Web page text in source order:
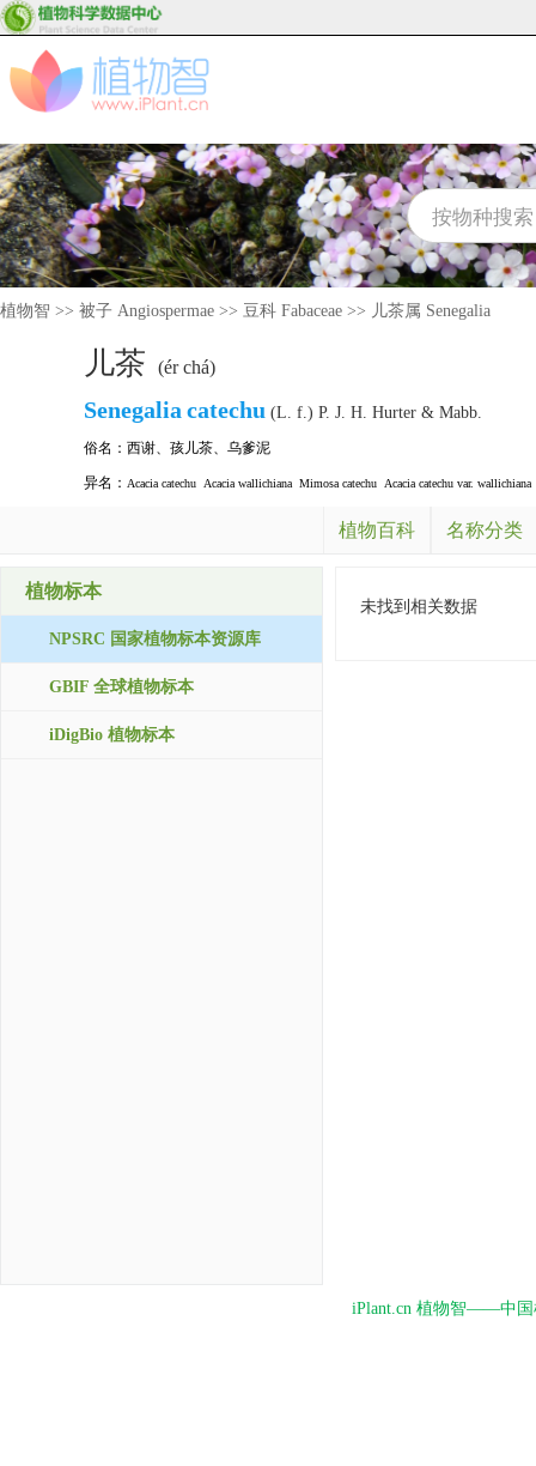
植物智 >> 被子 Angiospermae >> 豆科 Fabaceae >> 儿茶属 Senegalia
儿茶 (ér chá)
Senegalia catechu (L. f.) P. J. H. Hurter & Mabb.
俗名： 西谢、 孩儿茶、 乌爹泥
异名： Acacia catechu Acacia wallichiana Mimosa catechu Acacia catechu var. wallichiana
植物百科 名称分类
植物标本
NPSRC 国家植物标本资源库
GBIF 全球植物标本
iDigBio 植物标本
未找到相关数据
iPlant.cn 植物智——中国